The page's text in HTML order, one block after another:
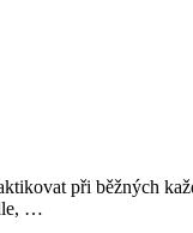
při běžných
…